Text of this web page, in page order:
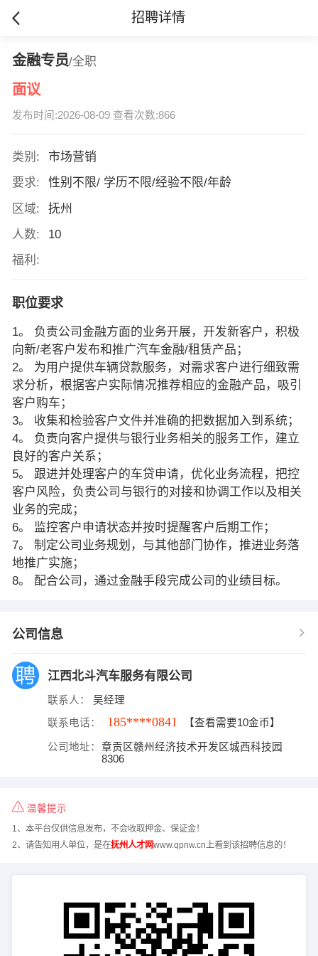
招聘详情
金融专员/全职
面议
发布时间:2026-08-09 查看次数:866
类别:
市场营销
要求:
性别不限/ 学历不限/经验不限/年龄
区域:
抚州
人数:
10
福利:
职位要求
1。 负责公司金融方面的业务开展，开发新客户，积极
向新/老客户发布和推广汽车金融/租赁产品；
2。 为用户提供车辆贷款服务，对需求客户进行细致需
求分析，根据客户实际情况推荐相应的金融产品，吸引
客户购车；
3。 收集和检验客户文件并准确的把数据加入到系统；
4。 负责向客户提供与银行业务相关的服务工作，建立
良好的客户关系；
5。 跟进并处理客户的车贷申请，优化业务流程，把控
客户风险，负责公司与银行的对接和协调工作以及相关
业务的完成；
6。 监控客户申请状态并按时提醒客户后期工作；
7。 制定公司业务规划，与其他部门协作，推进业务落
地推广实施；
8。 配合公司，通过金融手段完成公司的业绩目标。
公司信息
江西北斗汽车服务有限公司
联系人： 吴经理
联系电话： 185****0841 【查看需要10金币】
公司地址：
章贡区赣州经济技术开发区城西科技园
8306
温馨提示
1、本平台仅供信息发布，不会收取押金、保证金！
2、请告知用人单位，是在抚州人才网www.qpnw.cn上看到该招聘信息的！